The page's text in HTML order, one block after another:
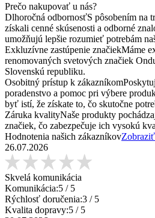
Prečo nakupovať u nás?
Dlhoročná odbornosťS pôsobením na
získali cenné skúsenosti a odborné
umožňujú lepšie rozumieť potrebám
Exkluzívne zastúpenie značiekMáme
renomovaných svetových značiek
Slovenskú republiku.
Osobitný prístup k zákazníkom
poradenstvo a pomoc pri výbere
byť istí, že získate to, čo skutočne
Záruka kvalityNaše produkty
značiek, čo zabezpečuje ich vysokú
Hodnotenia našich zákazníkov
26.07.2026
Skvelá komunikácia
Komunikácia:5 / 5
Rýchlosť doručenia:3 / 5
Kvalita dopravy:5 / 5